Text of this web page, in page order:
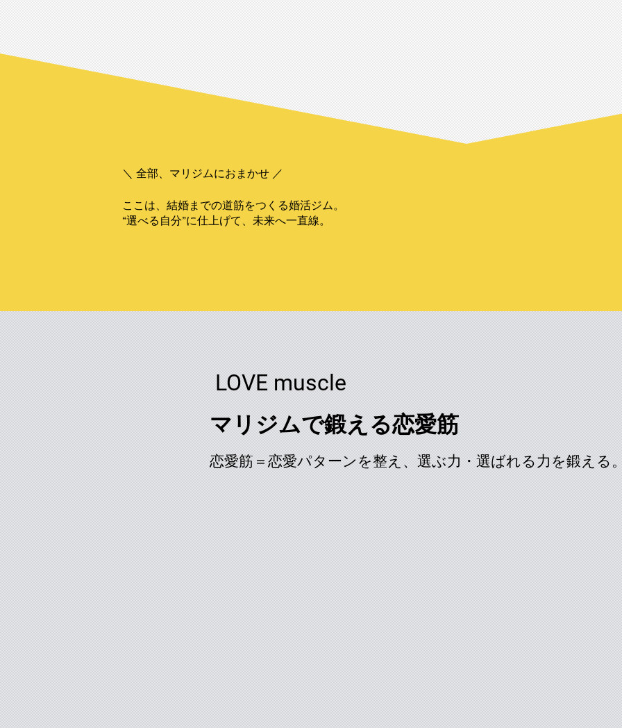
LOVE muscle
マリジムで鍛える恋愛筋
恋愛筋＝恋愛パターンを整え、選ぶ力・選ばれる力を鍛える
＼ 全部、マリジムにおまかせ ／
ここは、結婚までの道筋をつくる婚活ジム。
“選べる自分”に仕上げて、未来へ一直線。